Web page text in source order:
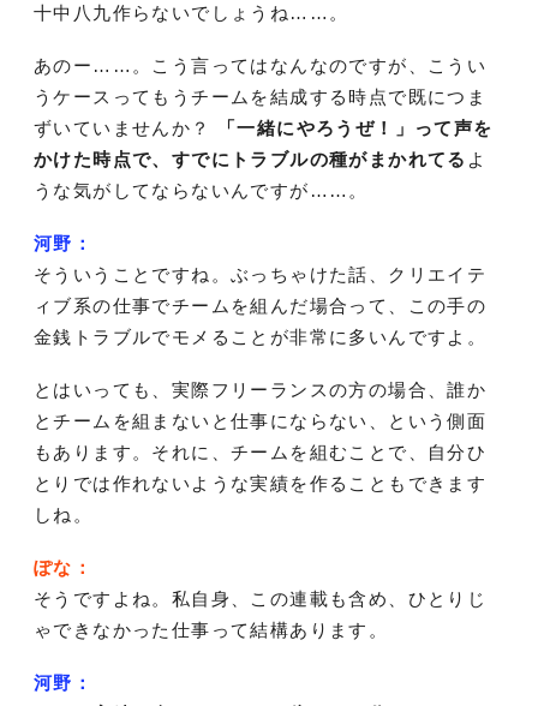
十中八九作らないでしょうね……。
あのー……。こう言ってはなんなのですが、こうい
うケースってもうチームを結成する時点で既につま
ずいていませんか？
「一緒にやろうぜ！」って声を
かけた時点で、すでにトラブルの種がまかれてる よ
うな気がしてならないんですが……。
河野：
そういうことですね。ぶっちゃけた話、クリエイテ
ィブ系の仕事でチームを組んだ場合って、この手の
金銭トラブルでモメることが非常に多いんですよ。
とはいっても、実際フリーランスの方の場合、誰か
とチームを組まないと仕事にならない、という側面
もあります。それに、チームを組むことで、自分ひ
とりでは作れないような実績を作ることもできます
しね。
ぽな：
そうですよね。私自身、この連載も含め、ひとりじ
ゃできなかった仕事って結構あります。
河野：